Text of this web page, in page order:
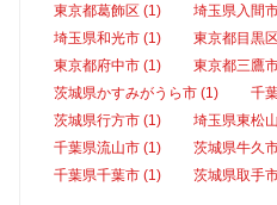
東京都葛飾区 (1)
埼玉県入間
埼玉県和光市 (1)
東京都目黒
東京都府中市 (1)
東京都三鷹
茨城県かすみがうら市 (1)
千
茨城県行方市 (1)
埼玉県東松
千葉県流山市 (1)
茨城県牛久
千葉県千葉市 (1)
茨城県取手